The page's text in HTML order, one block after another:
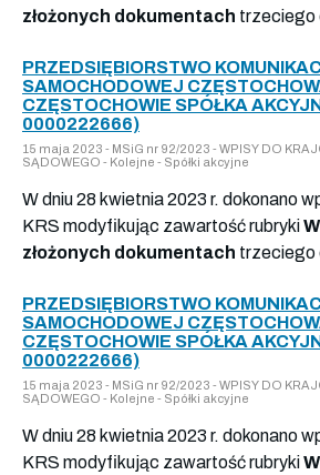
złożonych dokumentach trzeciego
PRZEDSIĘBIORSTWO
SAMOCHODOWEJ
CZĘSTOCHOWIE SPÓŁKA
0000222666)
15 maja 2023 - MSiG nr 92/2023 - WPISY DO
SĄDOWEGO - Kolejne - Spółki akcyjne
W dniu 28 kwietnia 2023 r. dokonano
KRS modyfikując zawartość rubryki
złożonych dokumentach trzeciego
PRZEDSIĘBIORSTWO
SAMOCHODOWEJ
CZĘSTOCHOWIE SPÓŁKA
0000222666)
15 maja 2023 - MSiG nr 92/2023 - WPISY DO
SĄDOWEGO - Kolejne - Spółki akcyjne
W dniu 28 kwietnia 2023 r. dokonano
KRS modyfikując zawartość rubryki